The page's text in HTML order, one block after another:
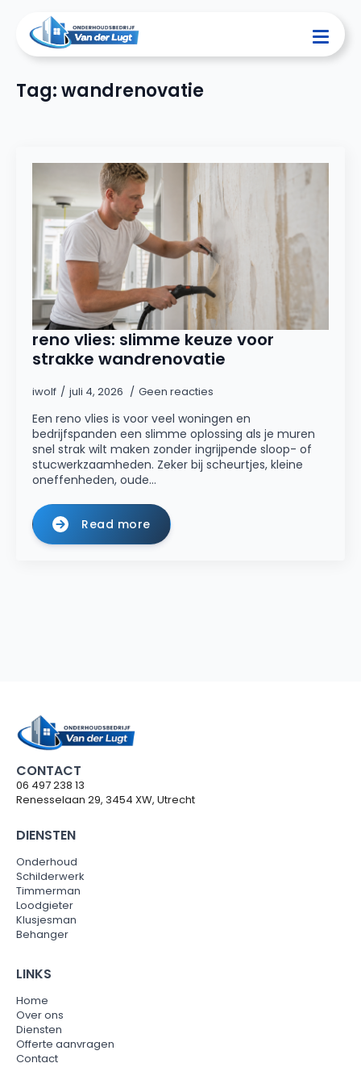
Tag:wandrenovatie
reno vlies: slimme keuze voor
strakke wandrenovatie
iwolf juli 4, 2026 Geen reacties
Een reno vlies is voor veel woningen en
bedrijfspanden een slimme oplossing als je muren
snel strak wilt maken zonder ingrijpende sloop- of
stucwerkzaamheden. Zeker bij scheurtjes, kleine
oneffenheden, oude…
Read more
CONTACT
06 497 238 13
Renesselaan 29, 3454 XW, Utrecht
DIENSTEN
Onderhoud
Schilderwerk
Timmerman
Loodgieter
Klusjesman
Behanger
LINKS
Home
Over ons
Diensten
Offerte aanvragen
Contact